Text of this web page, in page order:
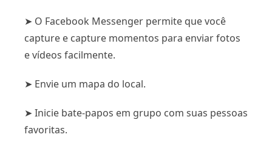
➤ O Facebook Messenger permite que você
capture e capture momentos para enviar fotos
e vídeos facilmente.
➤ Envie um mapa do local.
➤ Inicie bate-papos em grupo com suas pessoas
favoritas.